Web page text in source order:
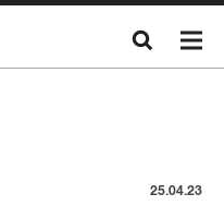
25.04.23